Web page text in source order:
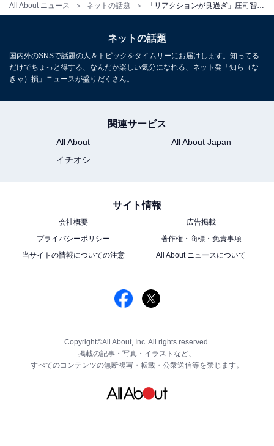
All About ニュース ネットの話題
ネットの話題
国内外のSNSで話題の人＆トピックをタイムリーにお届けします。知ってる
だけでちょっと得する、なんだか楽しい気分になれる、ネット発「知ら（な
きゃ）損」ニュースが盛りだくさん。
関連サービス
All About
All About Japan
イチオシ
サイト情報
会社概要
広告掲載
プライバシーポリシー
著作権・商標・免責事項
当サイトの情報についての注意
All About ニュースについて
Copyright©All About, Inc. All rights reserved.
掲載の記事・写真・イラストなど、
すべてのコンテンツの無断複写・転載・公衆送信等を禁じます。